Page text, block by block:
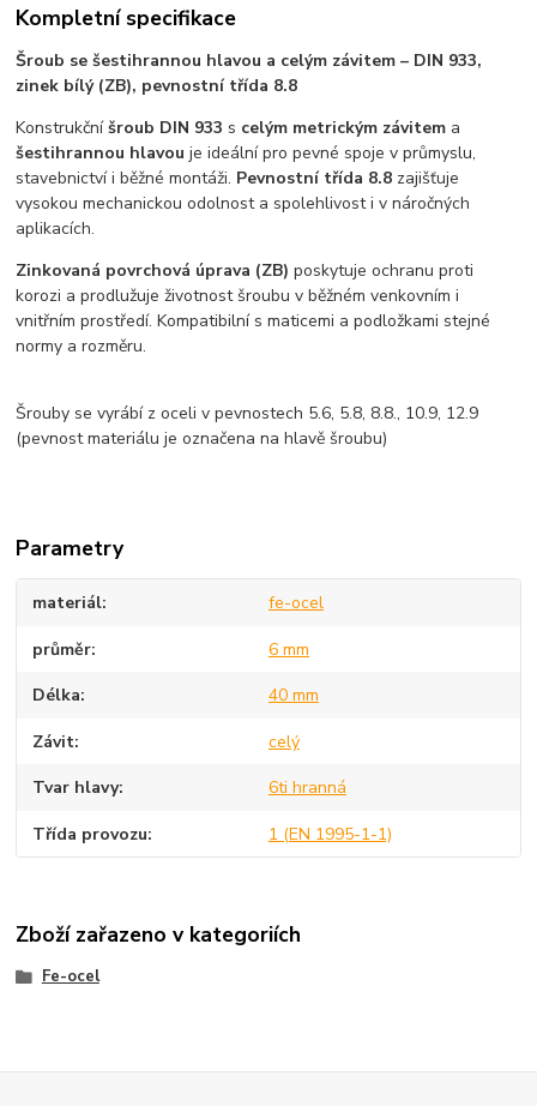
Kompletní specifikace
Šroub se šestihrannou hlavou a celým závitem – DIN 933,
zinek bílý (ZB), pevnostní třída 8.8
Konstrukčníšroub DIN 933 s celým metrickým závitem a
šestihrannou hlavou je ideální pro pevné spoje v průmyslu,
stavebnictví i běžné montáži. Pevnostní třída 8.8 zajišťuje
vysokou mechanickou odolnost a spolehlivost i v náročných
aplikacích.
Zinkovaná povrchová úprava (ZB) poskytuje ochranu proti
korozi a prodlužuje životnost šroubu v běžném venkovním i
vnitřním prostředí. Kompatibilní s maticemi a podložkami stejné
normy a rozměru.
Šrouby se vyrábí z oceli v pevnostech 5.6, 5.8, 8.8., 10.9, 12.9
(pevnost materiálu je označena na hlavě šroubu)
Parametry
materiál fe-ocel
průměr 6 mm
Délka 40 mm
Závit celý
Tvar hlavy 6ti hranná
Třída provozu 1 (EN 1995-1-1)
Zboží zařazeno v kategoriích
Fe-ocel